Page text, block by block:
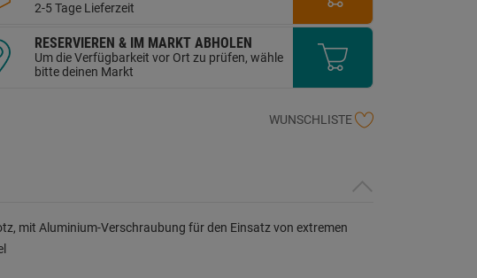
2-5 Tage Lieferzeit
RESERVIEREN & IM MARKT ABHOLEN
Um die Verfügbarkeit vor Ort zu prüfen, wähle
bitte deinen Markt
WUNSCHLISTE
mit Aluminium-Verschraubung für den Einsatz von extremen